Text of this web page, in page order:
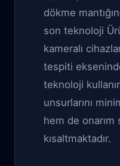
dökme
son teknoloji
kameralı
tespiti
teknoloji
unsurlarını
hem de
kısaltmaktadır.